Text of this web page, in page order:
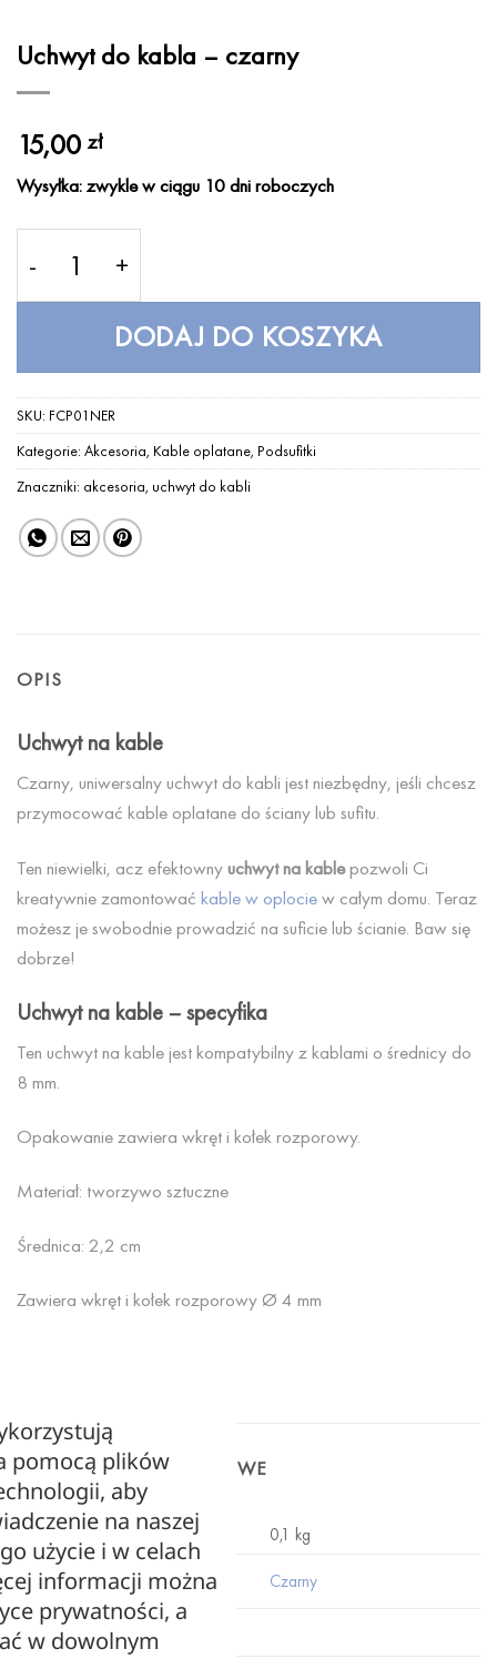
Uchwyt do kabla – czarny
15,00zł
Wysyłka: zwykle w ciągu 10 dni roboczych
DODAJ DO KOSZYKA
SKU: FCP01NER
Kategorie: Akcesoria, Kable oplatane, Podsufitki
Znaczniki: akcesoria, uchwyt do kabli
OPIS
Uchwyt na kable
Czarny, uniwersalny uchwyt do kabli jest niezbędny, jeśli chcesz
przymocować kable oplatane do ściany lub sufitu.
Ten niewielki, acz efektownyuchwyt na kablepozwoli Ci
kreatywnie zamontować kable w oplociew całym domu. Teraz
możesz je swobodnie prowadzić na suficie lub ścianie. Baw się
dobrze!
Uchwyt na kable – specyfika
Ten uchwyt na kable jest kompatybilny z kablami o średnicy do
8 mm.
Opakowanie zawiera wkręt i kołek rozporowy.
Materiał: tworzywo sztuczne
Średnica: 2,2 cm
Zawiera wkręt i kołek rozporowy Ø 4 mm
INFORMACJE DODATKOWE
WAGA 0,1 kg
KOLOR Czarny
pomocą plików
aby
na naszej
użycie i w celach
informacji można
prywatności, a
w dowolnym